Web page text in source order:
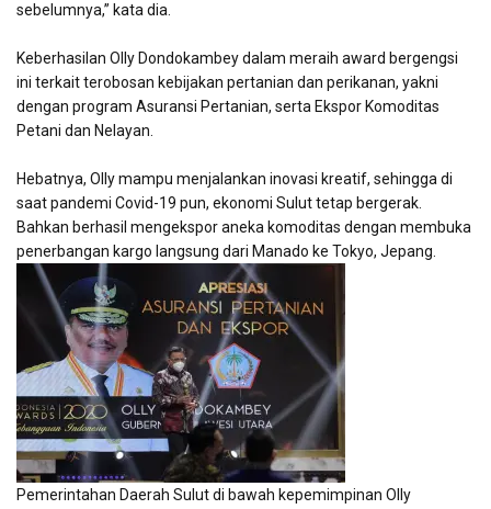
sebelumnya,” kata dia.
Keberhasilan Olly Dondokambey dalam meraih award bergengsi
ini terkait terobosan kebijakan pertanian dan perikanan, yakni
dengan program Asuransi Pertanian, serta Ekspor Komoditas
Petani dan Nelayan.
Hebatnya, Olly mampu menjalankan inovasi kreatif, sehingga di
saat pandemi Covid-19 pun, ekonomi Sulut tetap bergerak.
Bahkan berhasil mengekspor aneka komoditas dengan membuka
penerbangan kargo langsung dari Manado ke Tokyo, Jepang.
Pemerintahan Daerah Sulut di bawah kepemimpinan Olly